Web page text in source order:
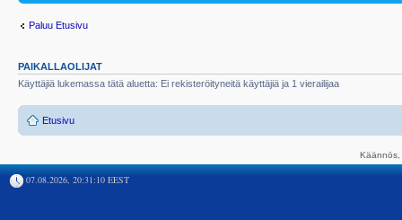
Paluu Etusivu
PAIKALLAOLIJAT
Käyttäjiä lukemassa tätä aluetta: Ei rekisteröityneitä käyttäjiä ja 1 vierailijaa
Etusivu
07.08.2026, 20:31:10 EEST